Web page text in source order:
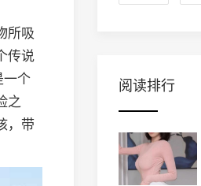
所吸
传说
一个
之
，带
阅读排行